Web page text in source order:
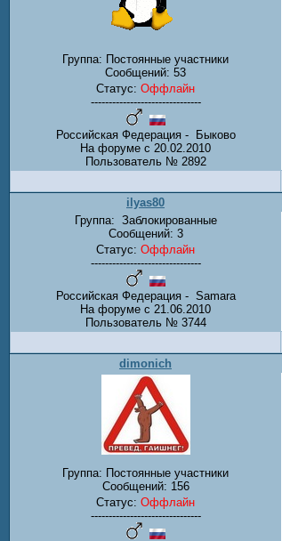
Группа: Постоянные участники
Сообщений: 53
Статус: Оффлайн
-------------------------------
Российская Федерация - Быково
На форуме с 20.02.2010
Пользователь № 2892
ilyas80
Группа: Заблокированные
Сообщений: 3
Статус: Оффлайн
-------------------------------
Российская Федерация - Samara
На форуме с 21.06.2010
Пользователь № 3744
dimonich
Группа: Постоянные участники
Сообщений: 156
Статус: Оффлайн
-------------------------------